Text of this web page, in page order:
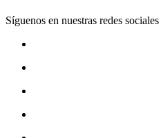
Síguenos en nuestras redes sociales